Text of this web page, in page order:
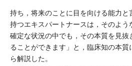
持ち，将来のことに目を向ける能力と
持つエキスパートナースは，そのよう
確定な状況の中でも，その本質を見抜
ることができます」と，臨床知の本
ら解説した。